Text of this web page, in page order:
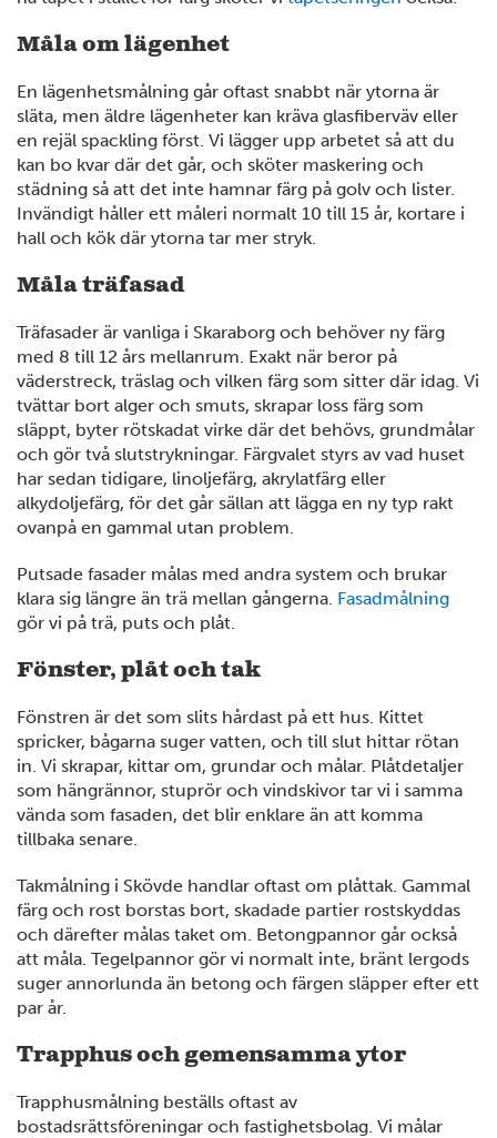
14
12
4
6
Måla om lägenhet
En lägenhetsmålning går oftast snabbt när ytorna är
släta, men äldre lägenheter kan kräva glasfiberväv eller
en rejäl spackling först. Vi lägger upp arbetet så att du
kan bo kvar där det går, och sköter maskering och
städning så att det inte hamnar färg på golv och lister.
Invändigt håller ett måleri normalt 10 till 15 år, kortare i
hall och kök där ytorna tar mer stryk.
Måla träfasad
Träfasader är vanliga i Skaraborg och behöver ny färg
med 8 till 12 års mellanrum. Exakt när beror på
väderstreck, träslag och vilken färg som sitter där idag. Vi
tvättar bort alger och smuts, skrapar loss färg som
släppt, byter rötskadat virke där det behövs, grundmålar
och gör två slutstrykningar. Färgvalet styrs av vad huset
har sedan tidigare, linoljefärg, akrylatfärg eller
alkydoljefärg, för det går sällan att lägga en ny typ rakt
ovanpå en gammal utan problem.
Putsade fasader målas med andra system och brukar
klara sig längre än trä mellan gångerna. Fasadmålning
gör vi på trä, puts och plåt.
Fönster, plåt och tak
Fönstren är det som slits hårdast på ett hus. Kittet
spricker, bågarna suger vatten, och till slut hittar rötan
in. Vi skrapar, kittar om, grundar och målar. Plåtdetaljer
som hängrännor, stuprör och vindskivor tar vi i samma
vända som fasaden, det blir enklare än att komma
tillbaka senare.
Takmålning i Skövde handlar oftast om plåttak. Gammal
färg och rost borstas bort, skadade partier rostskyddas
och därefter målas taket om. Betongpannor går också
att måla. Tegelpannor gör vi normalt inte, bränt lergods
suger annorlunda än betong och färgen släpper efter ett
par år.
Trapphus och gemensamma ytor
Trapphusmålning beställs oftast av
bostadsrättsföreningar och fastighetsbolag. Vi målar